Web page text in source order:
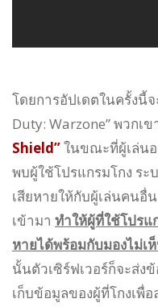
โดยการอัปเดตในครั้งนี้
Duty: Warzone” พวกเ
Shield”ในขณะที่ผู้เล่น
พบผู้ใช้โปรแกรมโกง ร
เสียหายให้กับผู้เล่นคนอื่
เข้ามา ทำให้ผู้ที่ใช้โปรแ
หายได้พร้อมกับมองไม่เ
นั้นตัวเซิร์ฟเวอร์ก็จะส่ง
เก็บข้อมูลของผู้ที่โกงเพื่